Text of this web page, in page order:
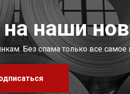
наши
Без спама только все самое